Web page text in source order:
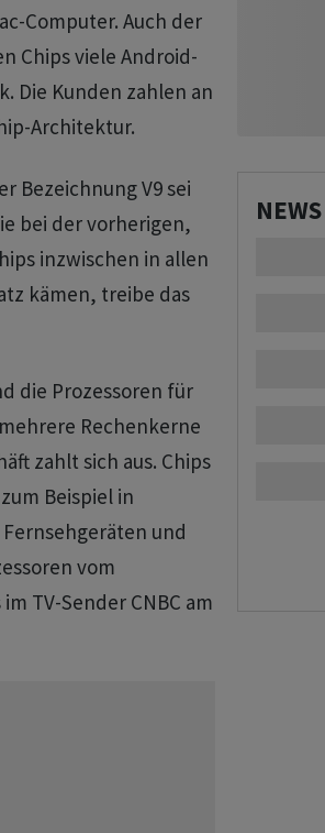
Computer. Auch der
Chips viele Android-
Die Kunden zahlen an
Architektur.
Bezeichnung V9 sei
bei der vorherigen,
inzwischen in allen
kämen, treibe das
die Prozessoren für
Rechenkerne
zahlt sich aus. Chips
Beispiel in
und
vom
TV-Sender CNBC am
NEWS